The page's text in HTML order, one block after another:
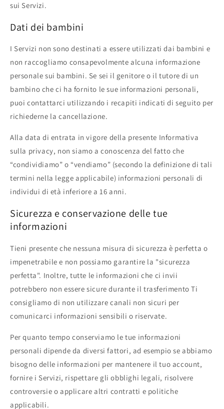
sui Servizi.
Dati dei bambini
I Servizi non sono destinati a essere utilizzati dai bambini e
non raccogliamo consapevolmente alcuna informazione
personale sui bambini. Se sei il genitore o il tutore di un
bambino che ci ha fornito le sue informazioni personali,
puoi contattarci utilizzando i recapiti indicati di seguito per
richiederne la cancellazione.
Alla data di entrata in vigore della presente Informativa
sulla privacy, non siamo a conoscenza del fatto che
“condividiamo” o “vendiamo” (secondo la definizione di tali
termini nella legge applicabile) informazioni personali di
individui di età inferiore a 16 anni.
Sicurezza e conservazione delle tue
informazioni
Tieni presente che nessuna misura di sicurezza è perfetta o
impenetrabile e non possiamo garantire la "sicurezza
perfetta". Inoltre, tutte le informazioni che ci invii
potrebbero non essere sicure durante il trasferimento Ti
consigliamo di non utilizzare canali non sicuri per
comunicarci informazioni sensibili o riservate.
Per quanto tempo conserviamo le tue informazioni
personali dipende da diversi fattori, ad esempio se abbiamo
bisogno delle informazioni per mantenere il tuo account,
fornire i Servizi, rispettare gli obblighi legali, risolvere
controversie o applicare altri contratti e politiche
applicabili.